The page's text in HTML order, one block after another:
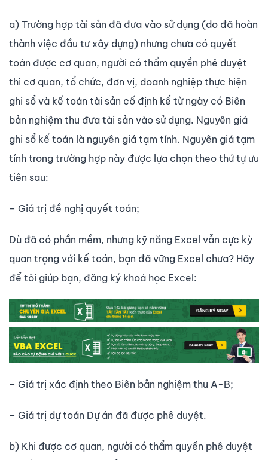
a) Trường hợp tài sản đã đưa vào sử dụng (do đã hoàn
thành việc đầu tư xây dựng) nhưng chưa có quyết
toán được cơ quan, người có thẩm quyền phê duyệt
thì cơ quan, tổ chức, đơn vị, doanh nghiệp thực hiện
ghi sổ và kế toán tài sản cố định kể từ ngày có Biên
bản nghiệm thu đưa tài sản vào sử dụng. Nguyên giá
ghi sổ kế toán là nguyên giá tạm tính. Nguyên giá tạm
tính trong trường hợp này được lựa chọn theo thứ tự ưu
tiên sau:
– Giá trị đề nghị quyết toán;
Dù đã có phần mềm, nhưng kỹ năng Excel vẫn cực kỳ
quan trọng với kế toán, bạn đã vững Excel chưa? Hãy
để tôi giúp bạn, đăng ký khoá học Excel:
– Giá trị xác định theo Biên bản nghiệm thu A-B;
– Giá trị dự toán Dự án đã được phê duyệt.
b) Khi được cơ quan, người có thẩm quyền phê duyệt